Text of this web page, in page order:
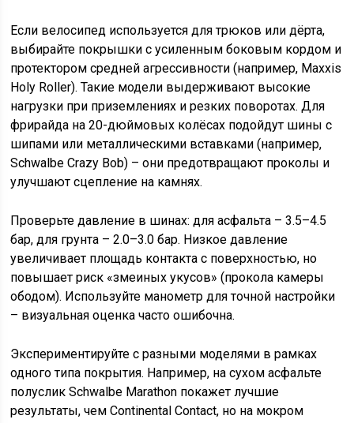
Если велосипед используется для трюков или дёрта,
выбирайте покрышки с усиленным боковым кордом и
протектором средней агрессивности (например, Maxxis
Holy Roller). Такие модели выдерживают высокие
нагрузки при приземлениях и резких поворотах. Для
фрирайда на 20-дюймовых колёсах подойдут шины с
шипами или металлическими вставками (например,
Schwalbe Crazy Bob) – они предотвращают проколы и
улучшают сцепление на камнях.
Проверьте давление в шинах: для асфальта – 3.5–4.5
бар, для грунта – 2.0–3.0 бар. Низкое давление
увеличивает площадь контакта с поверхностью, но
повышает риск «змеиных укусов» (прокола камеры
ободом). Используйте манометр для точной настройки
– визуальная оценка часто ошибочна.
Экспериментируйте с разными моделями в рамках
одного типа покрытия. Например, на сухом асфальте
полуслик Schwalbe Marathon покажет лучшие
результаты, чем Continental Contact, но на мокром